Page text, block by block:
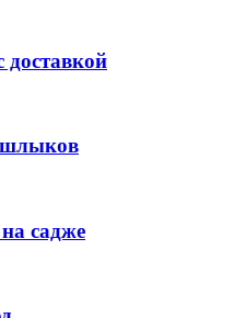
доставкой
садже